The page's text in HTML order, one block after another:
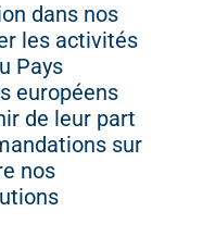
dans nos
les activités
Pays
européens
de leur part
sur
nos